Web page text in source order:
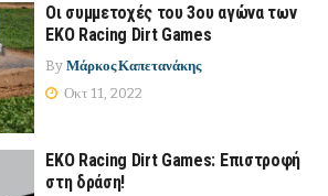
Οι συμμετοχές του 3ου αγώνα των
ΕΚΟ Racing Dirt Games
By Μάρκος Καπετανάκης
Οκτ 11, 2022
ΕΚΟ Racing Dirt Games: Επιστροφή
στη δράση!